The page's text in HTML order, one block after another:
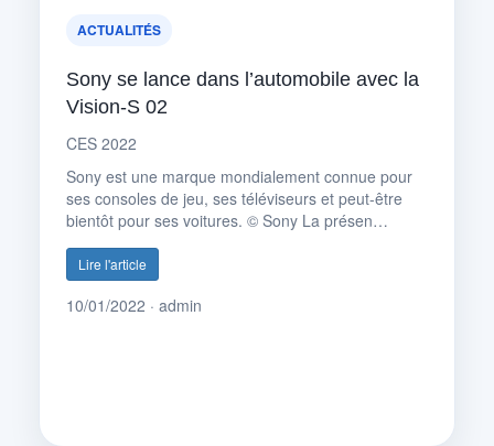
ACTUALITÉS
Sony se lance dans l’automobile avec la
Vision-S 02
CES 2022
Sony est une marque mondialement connue pour
ses consoles de jeu, ses téléviseurs et peut-être
bientôt pour ses voitures. © Sony La présen…
Lire l'article
10/01/2022 · admin